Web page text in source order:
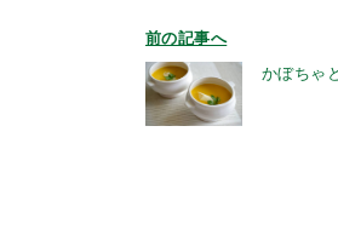
前の記事へ
かぼちゃ